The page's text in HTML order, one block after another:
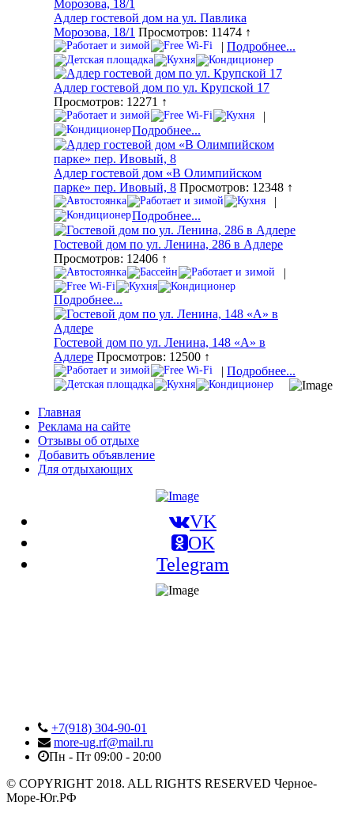
Адлер гостевой дом на ул. Павлика
Морозова, 18/1 Просмотров: 11474 ↑
| Подробнее...
Адлер гостевой дом по ул. Крупской 17
Просмотров: 12271 ↑
|
Подробнее...
Адлер гостевой дом «В Олимпийском
парке» пер. Ивовый, 8 Просмотров: 12348 ↑
|
Подробнее...
Гостевой дом по ул. Ленина, 286 в Адлере
Просмотров: 12406 ↑
|
Подробнее...
Гостевой дом по ул. Ленина, 148 «А» в
Адлере Просмотров: 12500 ↑
| Подробнее...
Главная
Реклама на сайте
Отзывы об отдыхе
Добавить объявление
Для отдыхающих
VK
OK
Telegram
+7(918) 304-90-01
more-ug.rf@mail.ru
Пн - Пт 09:00 - 20:00
© COPYRIGHT 2018. ALL RIGHTS RESERVED Черное-
Море-Юг.РФ